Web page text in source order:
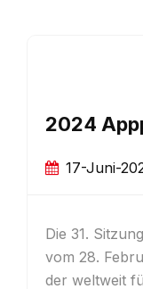
fand
Als eine